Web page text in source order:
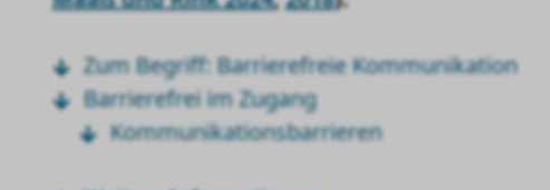
Zum Begriff: Barrierefreie Kommunikation
Barrierefrei im Zugang
Kommunikationsbarrieren